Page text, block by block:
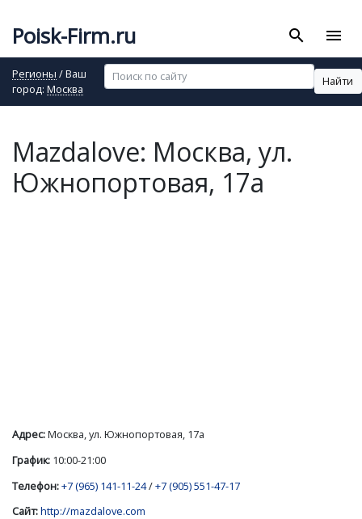
Poisk-Firm.ru search menu
Регионы / Ваш
город: Москва
Найти
Mazdalove: Москва, ул.
Южнопортовая, 17а
Адрес:Москва, ул. Южнопортовая, 17а
График: 10:00-21:00
Телефон:+7 (965) 141-11-24/+7 (905) 551-47-17
Сайт:http://mazdalove.com